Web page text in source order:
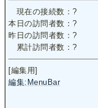
現在の接続数：?
本日の訪問者数：?
昨日の訪問者数：?
累計訪問者数：?
[編集用]
編集:MenuBar